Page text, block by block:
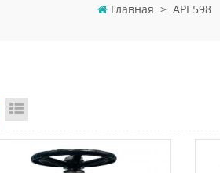
Главная > API 598
Grid View